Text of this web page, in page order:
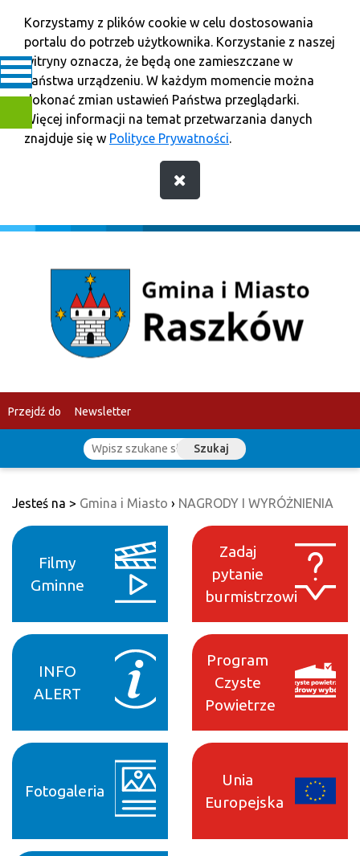
Korzystamy z plików cookie w celu dostosowania
portalu do potrzeb użytkownika. Korzystanie z naszej
witryny oznacza, że będą one zamieszczane w
Państwa urządzeniu. W każdym momencie można
dokonać zmian ustawień Państwa przeglądarki.
Więcej informacji na temat przetwarzania danych
znajduje się w Polityce Prywatności.
Przejdź do Newsletter
Szukaj
Jesteś na > Gmina i Miasto › NAGRODY I WYRÓŻNIENIA
Filmy
Gminne
INFO
ALERT
Zadaj
pytanie
burmistrzowi
Program
Czyste
Powietrze
Fotogaleria
Unia
Europejska